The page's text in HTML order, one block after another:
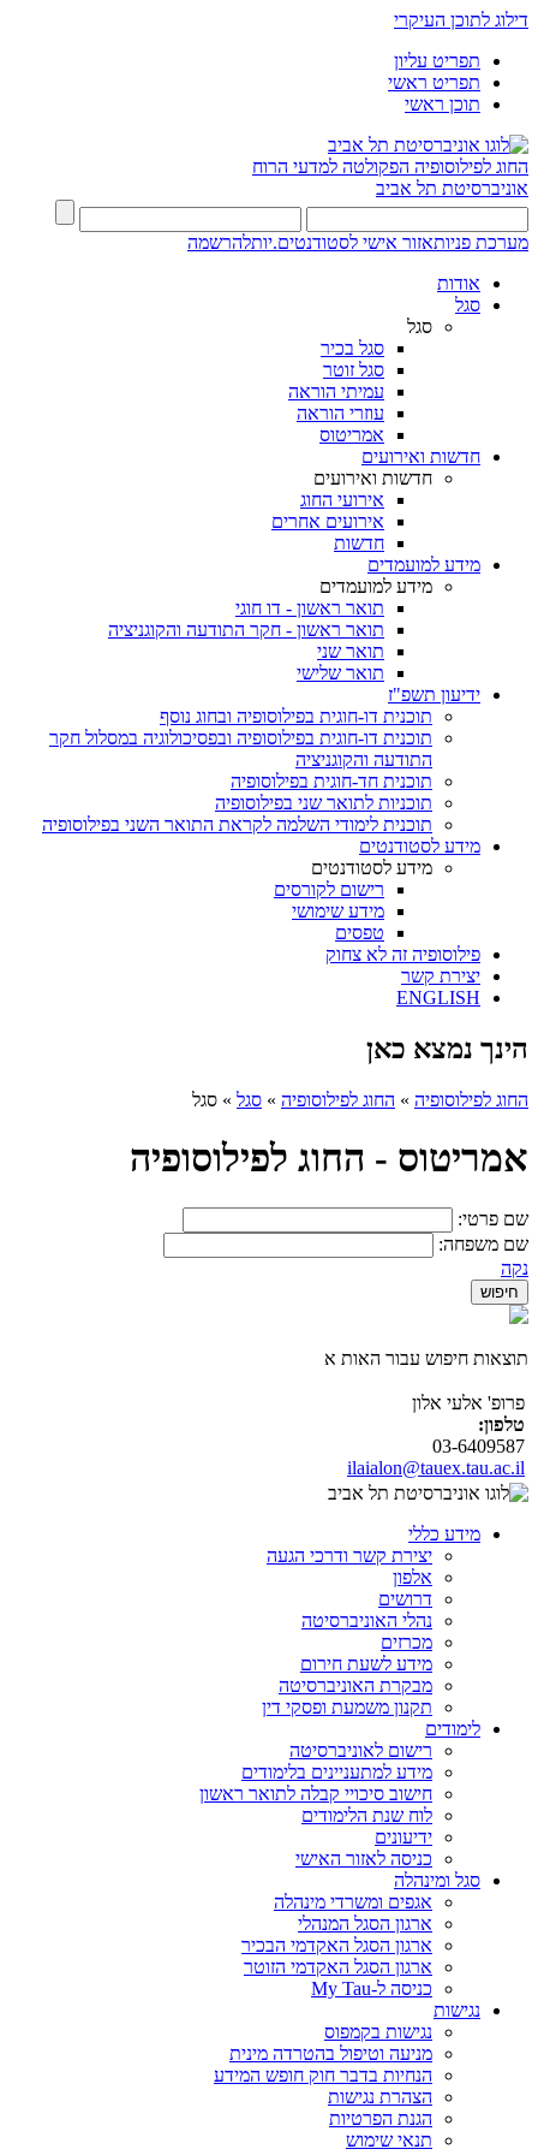
דילוג לתוכן העיקרי
תפריט עליון
תפריט ראשי
תוכן ראשי
החוג לפילוסופיה הפקולטה למדעי הרוח
אוניברסיטת תל אביב
מערכת פניותאזור אישי לסטודנטים.יותלהרשמה
אודות
סגל
סגל
סגל בכיר
סגל זוטר
עמיתי הוראה
עוזרי הוראה
אמריטוס
חדשות ואירועים
חדשות ואירועים
אירועי החוג
אירועים אחרים
חדשות
מידע למועמדים
מידע למועמדים
תואר ראשון - דו חוגי
תואר ראשון - חקר התודעה והקוגניציה
תואר שני
תואר שלישי
ידיעון תשפ"ז
תוכנית דו-חוגית בפילוסופיה ובחוג נוסף
תוכנית דו-חוגית בפילוסופיה ובפסיכולוגיה במסלול חקר
התודעה והקוגניציה
תוכנית חד-חוגית בפילוסופיה
תוכניות לתואר שני בפילוסופיה
תוכנית לימודי השלמה לקראת התואר השני בפילוסופיה
מידע לסטודנטים
מידע לסטודנטים
רישום לקורסים
מידע שימושי
טפסים
פילוסופיה זה לא צחוק
יצירת קשר
ENGLISH
הינך נמצא כאן
החוג לפילוסופיה » החוג לפילוסופיה » סגל » סגל
אמריטוס - החוג לפילוסופיה
שם פרטי:
שם משפחה:
נקה
תוצאות חיפוש עבור האות א
פרופ' אלעי אלון
טלפון:
03-6409587
ilaialon@tauex.tau.ac.il
מידע כללי
יצירת קשר ודרכי הגעה
אלפון
דרושים
נהלי האוניברסיטה
מכרזים
מידע לשעת חירום
מבקרת האוניברסיטה
תקנון משמעת ופסקי דין
לימודים
רישום לאוניברסיטה
מידע למתעניינים בלימודים
חישוב סיכויי קבלה לתואר ראשון
לוח שנת הלימודים
ידיעונים
כניסה לאזור האישי
סגל ומינהלה
אגפים ומשרדי מינהלה
ארגון הסגל המנהלי
ארגון הסגל האקדמי הבכיר
ארגון הסגל האקדמי הזוטר
כניסה ל-My Tau
נגישות
נגישות בקמפוס
מניעה וטיפול בהטרדה מינית
הנחיות בדבר חוק חופש המידע
הצהרת נגישות
הגנת הפרטיות
תנאי שימוש